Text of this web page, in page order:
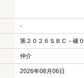
-
第２０２６ＳＢＣ－確
仲介
2026年08月06日